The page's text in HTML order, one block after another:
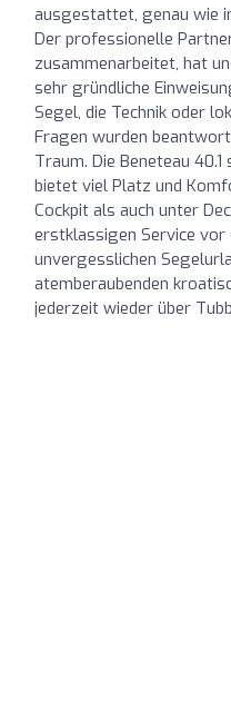
ausgestattet, genau wie
Der professionelle
zusammenarbeitet, hat
sehr gründliche
Segel, die Technik oder
Fragen wurden
Traum. Die Beneteau
bietet viel Platz und
Cockpit als auch unter
erstklassigen Service
unvergesslichen
atemberaubenden
jederzeit wieder über